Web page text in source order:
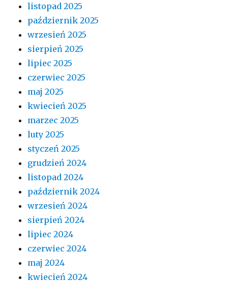
listopad 2025
październik 2025
wrzesień 2025
sierpień 2025
lipiec 2025
czerwiec 2025
maj 2025
kwiecień 2025
marzec 2025
luty 2025
styczeń 2025
grudzień 2024
listopad 2024
październik 2024
wrzesień 2024
sierpień 2024
lipiec 2024
czerwiec 2024
maj 2024
kwiecień 2024